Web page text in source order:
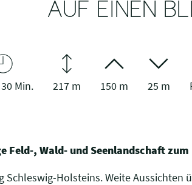
AUF EINEN
Min. 217 m 150 m 25 m
Feld-, Wald- und Seenlandschaft
Schleswig-Holsteins. Weite